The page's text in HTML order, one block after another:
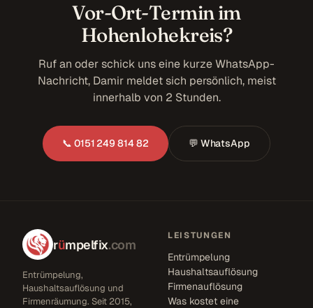
Vor-Ort-Termin im
Hohenlohekreis?
Ruf an oder schick uns eine kurze WhatsApp-
Nachricht, Damir meldet sich persönlich, meist
innerhalb von 2 Stunden.
📞 0151 249 814 82 💬 WhatsApp
rümpelfix.com
Entrümpelung,
Haushaltsauflösung und
Firmenräumung. Seit 2015,
LEISTUNGEN
Entrümpelung
Haushaltsauflösung
Firmenauflösung
Was kostet eine